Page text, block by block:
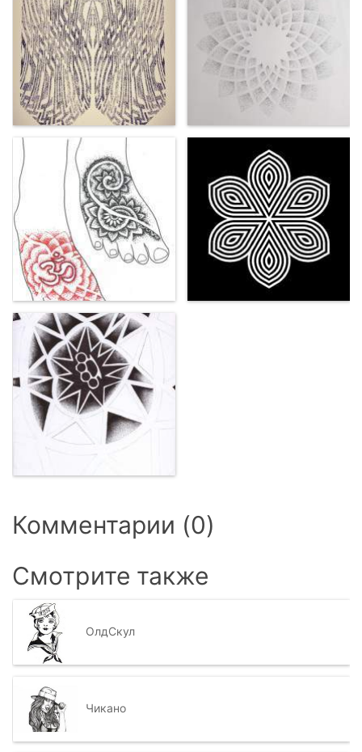
Комментарии (0)
Смотрите также
ОлдСкул
Чикано